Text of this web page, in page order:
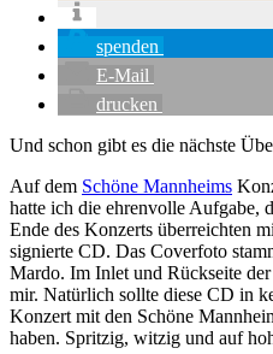
spenden
E-Mail
drucken
Und schon gibt es die nächste
Auf dem Schöne Mannheims
hatte ich die ehrenvolle Aufgabe,
Ende des Konzerts überreichten
signierte CD. Das Coverfoto
Mardo. Im Inlet und Rückseite
mir. Natürlich sollte diese CD in
Konzert mit den Schöne
haben. Spritzig, witzig und auf